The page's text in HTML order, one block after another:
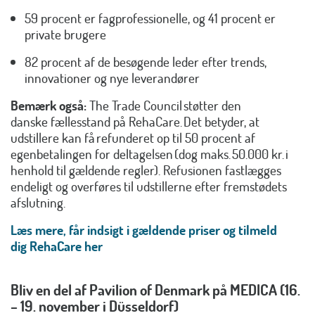
59 procent er fagprofessionelle, og 41 procent er
private brugere
82 procent af de besøgende leder efter trends,
innovationer og nye leverandører
Bemærk også:The Trade Council støtter den
danske fællesstand på RehaCare.Det betyder, at
udstillere kan fårefunderet op til 50 procent af
egenbetalingen for deltagelsen(dog maks.50.000 kr.i
henhold til gældende regler). Refusionen fastlægges
endeligt og overføres til udstillerne efter fremstødets
afslutning.
Læs mere, får indsigt i gældende priser og tilmeld
dig RehaCare her
Bliv en del af Pavilion of Denmark på MEDICA (16.
– 19. november i Düsseldorf)